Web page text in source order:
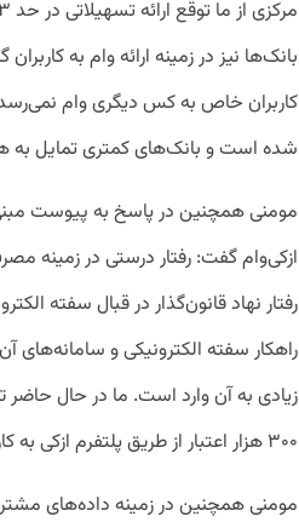
بانک‌ها نیز در زمینه ارائه وام به
کاربران خاص به کس دیگری وام نمی‌رسد.
شده است و بانک‌های کمتری تمایل به
مومنی همچنین در پاسخ به پیوست
ازکی‌وام گفت: رفتار درستی در زمینه
رفتار نهاد قانون‌گذار در قبال سفته
راهکار سفته الکترونیکی و
زیادی به آن وارد است. ما در حال حاضر
۳۰۰ هزار اعتبار از طریق پلتفرم ازکی به کاربران پرداخت شده است.
مومنی همچنین در زمینه داده‌های